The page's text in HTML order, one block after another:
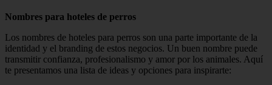
Nombres para hoteles de perros
Los nombres de hoteles para perros son una parte importante de la
identidad y el branding de estos negocios. Un buen nombre puede
transmitir confianza, profesionalismo y amor por los animales. Aquí
te presentamos una lista de ideas y opciones para inspirarte: